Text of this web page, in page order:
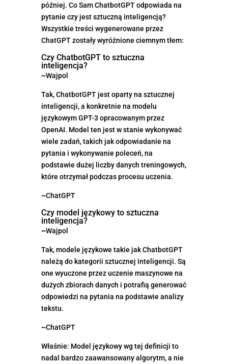
później. Co Sam ChatbotGPT odpowiada na
pytanie czy jest sztuczną inteligencją?
Wszystkie treści wygenerowane przez
ChatGPT zostały wyróżnione ciemnym tłem:
Czy ChatbotGPT to sztuczna
inteligencja?
~Wajpol
Tak, ChatbotGPT jest oparty na sztucznej
inteligencji, a konkretnie na modelu
językowym GPT-3 opracowanym przez
OpenAI. Model ten jest w stanie wykonywać
wiele zadań, takich jak odpowiadanie na
pytania i wykonywanie poleceń, na
podstawie dużej liczby danych treningowych,
które otrzymał podczas procesu uczenia.
~ChatGPT
Czy model językowy to sztuczna
inteligencja?
~Wajpol
Tak, modele językowe takie jak ChatbotGPT
należą do kategorii sztucznej inteligencji. Są
one wyuczone przez uczenie maszynowe na
dużych zbiorach danych i potrafią generować
odpowiedzi na pytania na podstawie analizy
tekstu.
~ChatGPT
Właśnie: Model językowy wg tej definicji to
nadal bardzo zaawansowany algorytm, a nie